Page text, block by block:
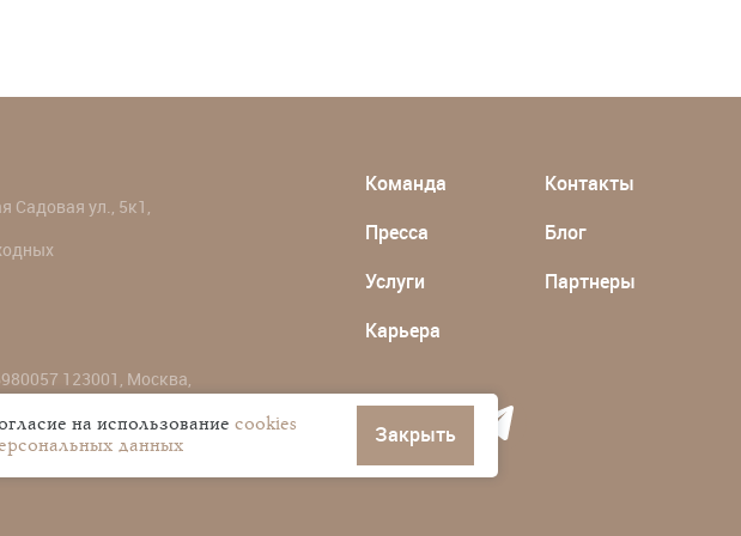
Садовая ул., 5к1,
123001, Москва,
Команда
Пресса
Услуги
Карьера
Контакты
Блог
Партнеры
на использование cookies
данных Закрыть